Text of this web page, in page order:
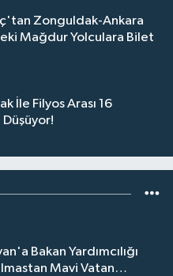
Zonguldak-Ankara
Mağdur Yolculara Bilet
İle Filyos Arası 16
Düşüyor!
Bakan Yardımcılığı
Mavi Vatan